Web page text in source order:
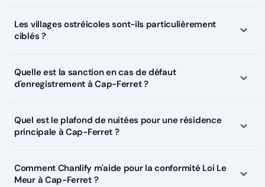
Les villages ostréicoles sont-ils particulièrement
ciblés ?
Quelle est la sanction en cas de défaut
d'enregistrement à Cap-Ferret ?
Quel est le plafond de nuitées pour une résidence
principale à Cap-Ferret ?
Comment Chanlify m'aide pour la conformité Loi Le
Meur à Cap-Ferret ?